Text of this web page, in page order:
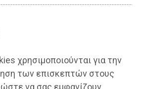
χρησιμοποιούνται για την
των επισκεπτών στους
να σας εμφανίζουν
(photo)
- 14:06